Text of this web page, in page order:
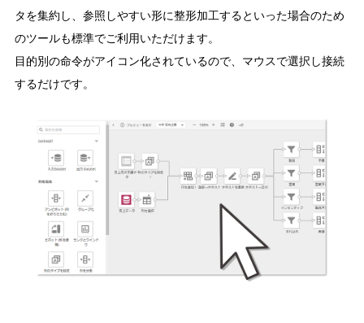
タを集約し、参照しやすい形に整形加工するといった場合のため
のツールも標準でご利用いただけます。
目的別の命令がアイコン化されているので、マウスで選択し接続
するだけです。